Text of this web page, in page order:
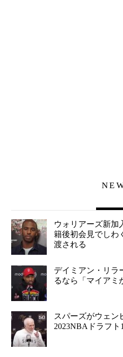
ウォリアーズ新加
籍後初会見でしわ
渡される
デイミアン・リラ
るなら「マイアミ
スパーズがウェン
2023NBAドラフト